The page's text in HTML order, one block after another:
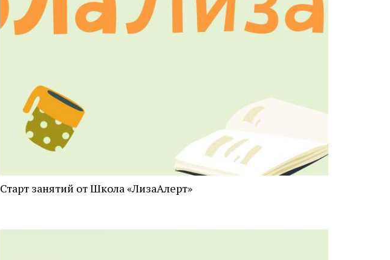
Старт занятий от Школа «ЛизаАлерт»